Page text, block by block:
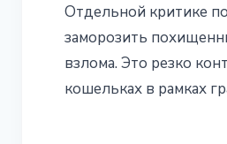
Отдельной критике
заморозить
взлома. Это резко
кошельках в рамках